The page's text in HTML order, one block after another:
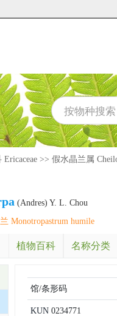
>> 假水晶兰属
(Andres) Y. L. Chou
Monotropastrum humile
植物百科 名称分类
馆/条形码
KUN 0234771